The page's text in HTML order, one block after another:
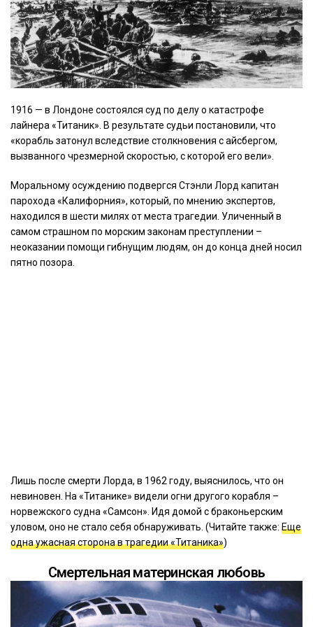
1916 — в Лондоне состоялся суд по делу о катастрофе
лайнера «Титаник». В результате судьи постановили, что
«корабль затонул вследствие столкновения с айсбергом,
вызванного чрезмерной скоростью, с которой его вели».
Моральному осуждению подвергся Стэнли Лорд капитан
парохода «Калифорния», который, по мнению экспертов,
находился в шести милях от места трагедии. Уличенный в
самом страшном по морским законам преступлении –
неоказании помощи гибнущим людям, он до конца дней носил
пятно позора.
Лишь после смерти Лорда, в 1962 году, выяснилось, что он
невиновен. На «Титанике» видели огни другого корабля –
норвежского судна «Самсон». Идя домой с браконьерским
уловом, оно не стало себя обнаруживать. (Читайте также: Еще
одна ужасная сторона в трагедии «Титаника»)
Смертельная материнская любовь